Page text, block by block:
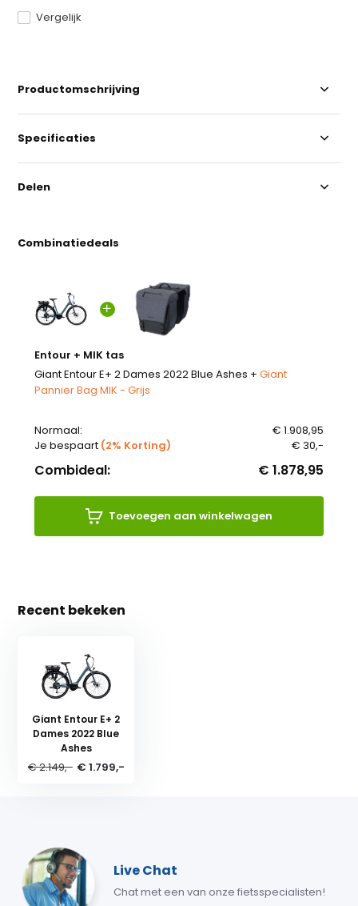
Vergelijk
Combinatiedeals
Entour + MIK tas
Giant Entour E+ 2 Dames 2022 Blue Ashes + Giant
Pannier Bag MIK - Grijs
Normaal:
€ 1.908,95
Je bespaart (2% Korting) € 30,-
Combideal: € 1.878,95
Toevoegen aan winkelwagen
Productomschrijving
Specificaties
Delen
Recent bekeken
Giant Entour E+ 2
Dames 2022 Blue
Ashes
€ 2.149,- € 1.799,-
Live Chat
Chat met een van onze fietsspecialisten!